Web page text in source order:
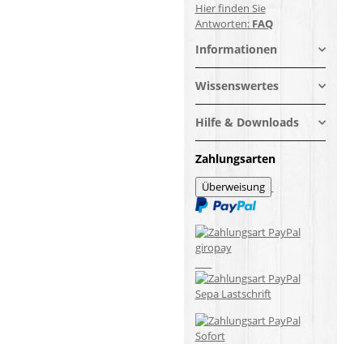
Hier finden Sie
Antworten: FAQ
Informationen
Wissenswertes
Hilfe & Downloads
Zahlungsarten